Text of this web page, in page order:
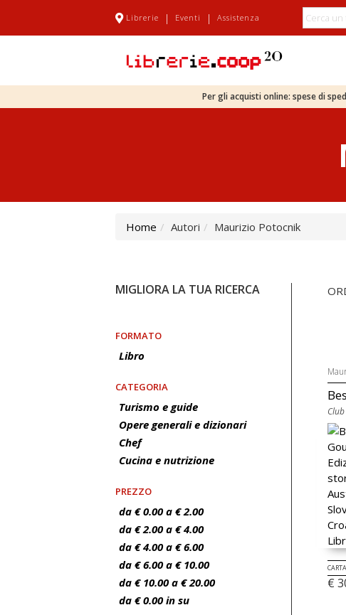
Librerie | Eventi | Assistenza
Per gli acquisti online: spese di
Home Autori Maurizio Potocnik
MIGLIORA LA TUA RICERCA
FORMATO
Libro
CATEGORIA
Turismo e guide
Opere generali e dizionari
Chef
Cucina e nutrizione
PREZZO
da € 0.00 a € 2.00
da € 2.00 a € 4.00
da € 4.00 a € 6.00
da € 6.00 a € 10.00
da € 10.00 a € 20.00
da € 0.00 in su
€